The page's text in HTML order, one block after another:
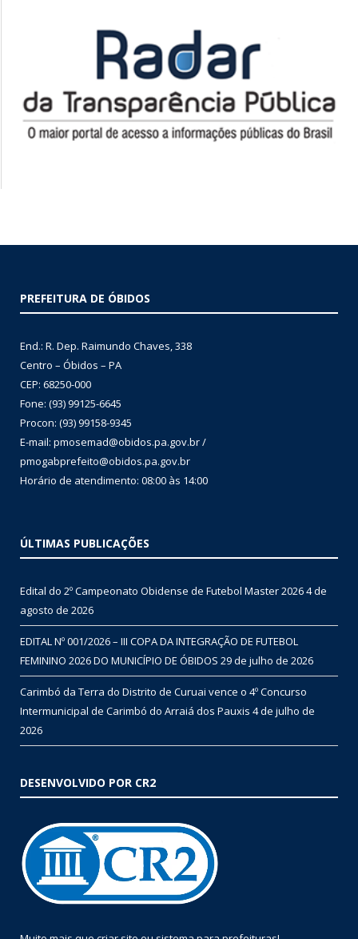
PREFEITURA DE ÓBIDOS
End.: R. Dep. Raimundo Chaves, 338
Centro – Óbidos – PA
CEP: 68250-000
Fone: (93) 99125-6645
Procon: (93) 99158-9345
E-mail: pmosemad@obidos.pa.gov.br /
pmogabprefeito@obidos.pa.gov.br
Horário de atendimento: 08:00 às 14:00
ÚLTIMAS PUBLICAÇÕES
Edital do 2º Campeonato Obidense de Futebol Master 20264 de
agosto de 2026
EDITAL Nº 001/2026 – III COPA DA INTEGRAÇÃO DE FUTEBOL
FEMININO 2026 DO MUNICÍPIO DE ÓBIDOS 29 de julho de 2026
Carimbó da Terra do Distrito de Curuai vence o 4º Concurso
Intermunicipal de Carimbó do Arraiá dos Pauxis 4 de julho de
2026
DESENVOLVIDO POR CR2